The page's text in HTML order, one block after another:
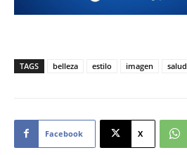
TAGS belleza estilo imagen salud
Facebook X